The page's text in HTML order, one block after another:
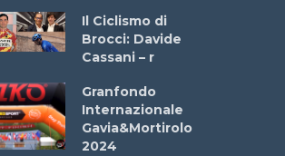
Il Ciclismo di
Brocci: Davide
Cassani – r
Granfondo
Internazionale
Gavia&Mortirolo
2024